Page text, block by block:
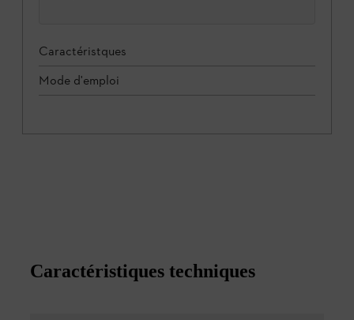
Caractéristques
Mode d'emploi
Caractéristiques techniques